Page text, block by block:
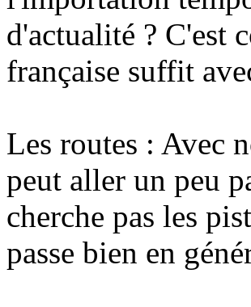
d'actualité ? C'est
française suffit
Les routes : Avec
peut aller un peu
cherche pas les
passe bien en